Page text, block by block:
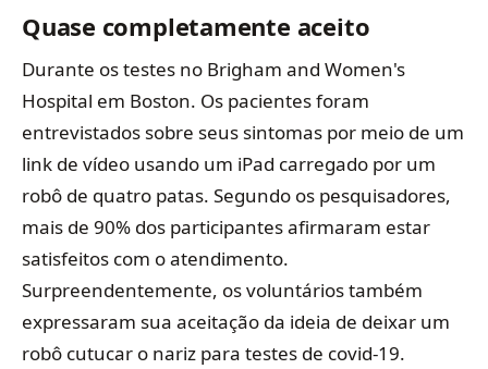
Quase completamente aceito
Durante os testes no Brigham and Women's
Hospital em Boston. Os pacientes foram
entrevistados sobre seus sintomas por meio de um
link de vídeo usando um iPad carregado por um
robô de quatro patas. Segundo os pesquisadores,
mais de 90% dos participantes afirmaram estar
satisfeitos com o atendimento.
Surpreendentemente, os voluntários também
expressaram sua aceitação da ideia de deixar um
robô cutucar o nariz para testes de covid-19.